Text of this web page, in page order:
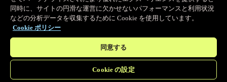
送信量ゼロで大容量ファイルにエッジで直接アクセス
プログラマブルキャッシュ
同時に、サイトの円滑な運営に欠かせないパフォーマンスと利用状況
などの分析データを収集するために Cookie を使用しています。
Cookie ポリシー
同意する
Cookie の設定